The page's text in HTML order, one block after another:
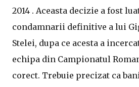
2014 . Aceasta decizie a fost
condamnarii definitive a lui
Stelei, dupa ce acesta a
echipa din Campionatul
corect. Trebuie precizat ca